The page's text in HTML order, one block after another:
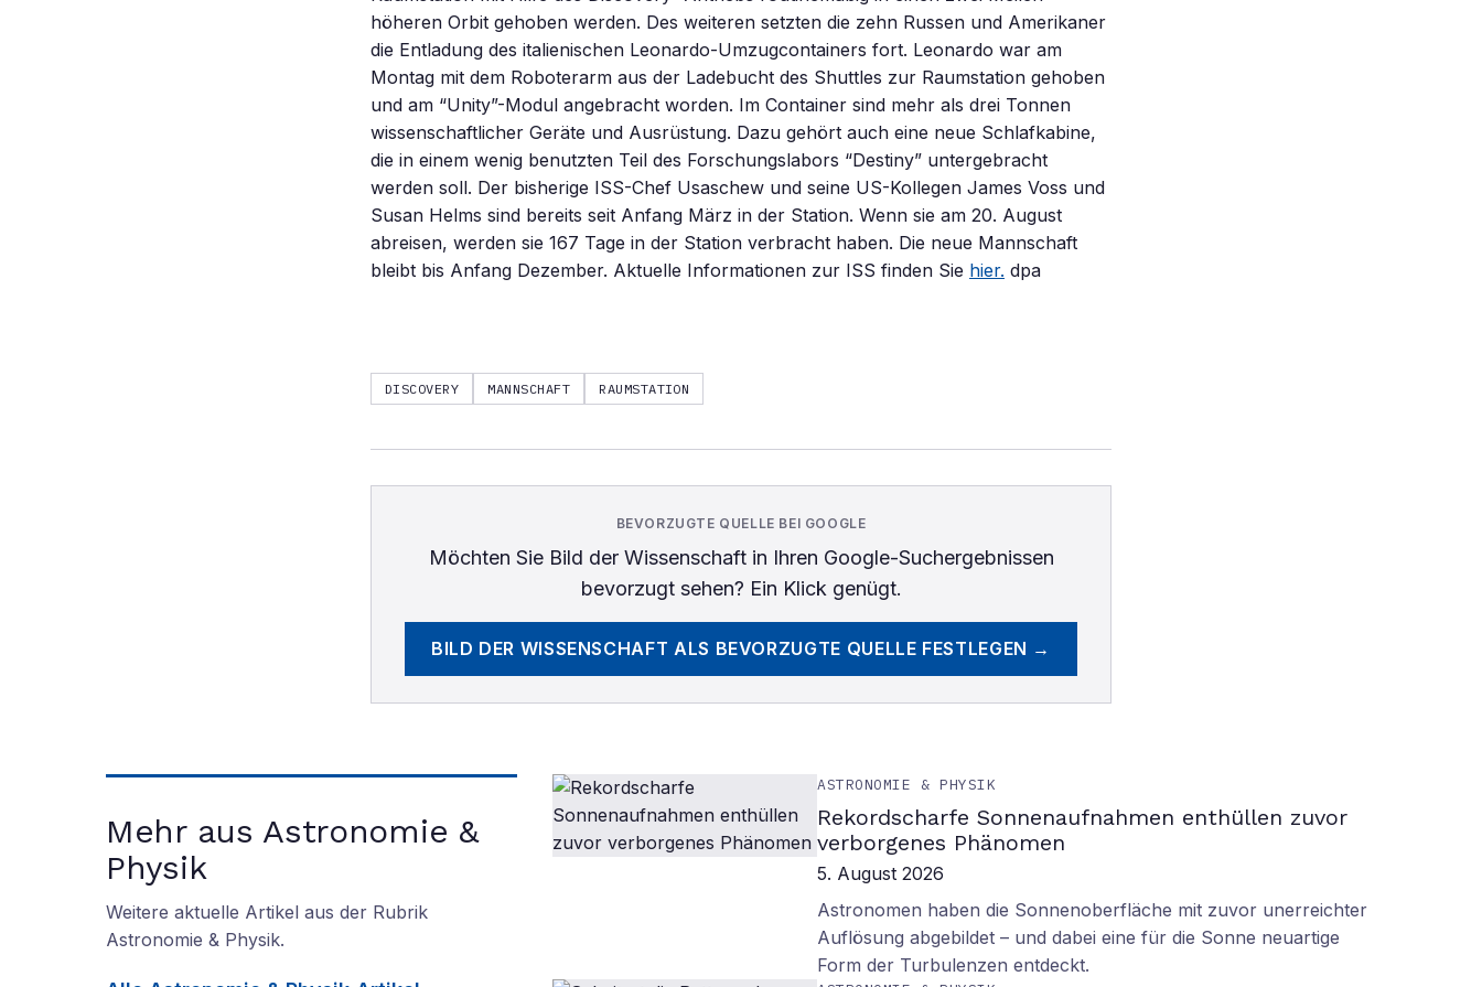
höheren Orbit gehoben werden. Des weiteren setzten die zehn Russen und Amerikaner
die Entladung des italienischen Leonardo-Umzugcontainers fort. Leonardo war am
Montag mit dem Roboterarm aus der Ladebucht des Shuttles zur Raumstation gehoben
und am “Unity”-Modul angebracht worden. Im Container sind mehr als drei Tonnen
wissenschaftlicher Geräte und Ausrüstung. Dazu gehört auch eine neue Schlafkabine,
die in einem wenig benutzten Teil des Forschungslabors “Destiny” untergebracht
werden soll. Der bisherige ISS-Chef Usaschew und seine US-Kollegen James Voss und
Susan Helms sind bereits seit Anfang März in der Station. Wenn sie am 20. August
abreisen, werden sie 167 Tage in der Station verbracht haben. Die neue Mannschaft
bleibt bis Anfang Dezember. Aktuelle Informationen zur ISS finden Sie hier. dpa
DISCOVERY MANNSCHAFT RAUMSTATION
BEVORZUGTE QUELLE BEI GOOGLE
Möchten Sie Bild der Wissenschaftin Ihren Google-Suchergebnissen
bevorzugt sehen? Ein Klick genügt.
BILD DER WISSENSCHAFT ALS BEVORZUGTE QUELLE FESTLEGEN →
Mehr aus Astronomie &
Physik
Weitere aktuelle Artikel aus der Rubrik
Astronomie & Physik.
ASTRONOMIE & PHYSIK
Rekordscharfe Sonnenaufnahmen enthüllen zuvor
verborgenes Phänomen
5. August 2026
Astronomen haben die Sonnenoberfläche mit zuvor unerreichter
Auflösung abgebildet – und dabei eine für die Sonne neuartige
Form der Turbulenzen entdeckt.